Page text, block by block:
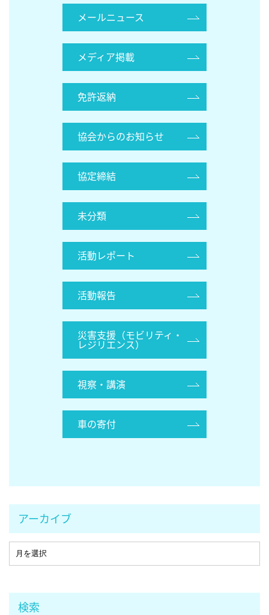
メールニュース
メディア掲載
免許返納
協会からのお知らせ
協定締結
未分類
活動レポート
活動報告
災害支援（モビリティ・
レジリエンス）
視察・講演
車の寄付
アーカイブ
検索